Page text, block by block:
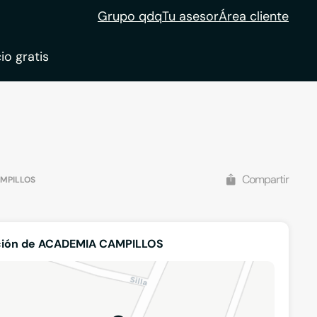
Grupo qdqTu asesorÁrea cliente
gratis
Compartir
de ACADEMIA CAMPILLOS